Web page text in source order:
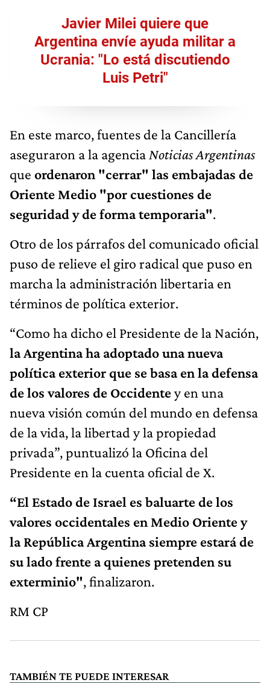
Javier Milei quiere que
Argentina envíe ayuda militar a
Ucrania: "Lo está discutiendo
Luis Petri"
En este marco, fuentes de la Cancillería
aseguraron a la agencia Noticias Argentinas
que ordenaron "cerrar" las embajadas de
Oriente Medio "por cuestiones de
seguridad y de forma temporaria".
Otro de los párrafos del comunicado oficial
puso de relieve el giro radical que puso en
marcha la administración libertaria en
términos de política exterior.
“Como ha dicho el Presidente de la Nación,
la Argentina ha adoptado una nueva
política exterior que se basa en la defensa
de los valores de Occidentey en una
nueva visión común del mundo en defensa
de la vida, la libertad y la propiedad
privada”, puntualizó la Oficina del
Presidente en la cuenta oficial de X.
“El Estado de Israel es baluarte de los
valores occidentales en Medio Oriente y
la República Argentina siempre estará de
su lado frente a quienes pretenden su
exterminio", finalizaron.
RM CP
TAMBIÉN TE PUEDE INTERESAR